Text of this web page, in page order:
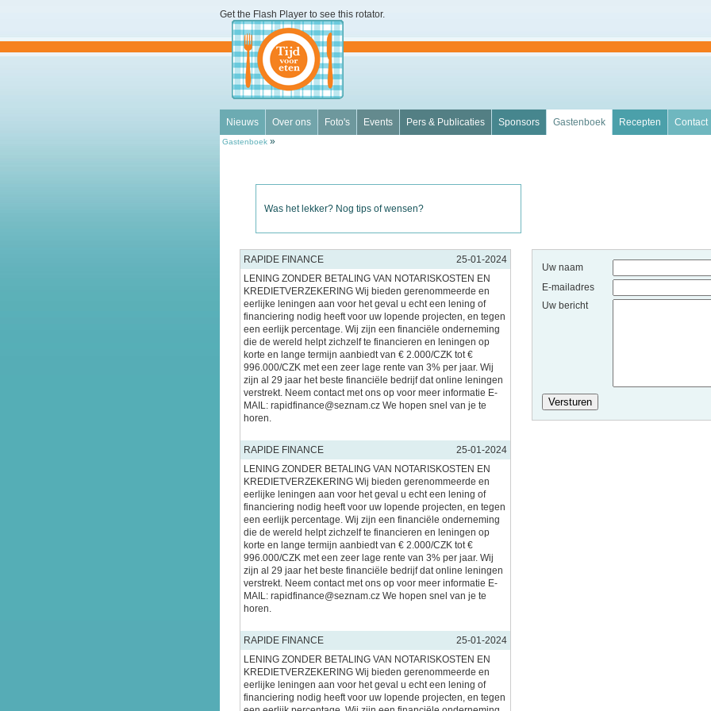
Get the Flash Player to see this rotator.
Nieuws Over ons Foto's Events Pers & Publicaties Sponsors Gastenboek Recepten Contact
Gastenboek »
Was het lekker? Nog tips of wensen?
Uw naam
E-mailadres
Uw bericht
RAPIDE FINANCE
25-01-2024
LENING ZONDER BETALING VAN NOTARISKOSTEN EN
KREDIETVERZEKERING Wij bieden gerenommeerde en
eerlijke leningen aan voor het geval u echt een lening of
financiering nodig heeft voor uw lopende projecten, en tegen
een eerlijk percentage. Wij zijn een financiële onderneming
die de wereld helpt zichzelf te financieren en leningen op
korte en lange termijn aanbiedt van € 2.000/CZK tot €
996.000/CZK met een zeer lage rente van 3% per jaar. Wij
zijn al 29 jaar het beste financiële bedrijf dat online leningen
verstrekt. Neem contact met ons op voor meer informatie E-
MAIL: rapidfinance@seznam.cz We hopen snel van je te
horen.
RAPIDE FINANCE
25-01-2024
LENING ZONDER BETALING VAN NOTARISKOSTEN EN
KREDIETVERZEKERING Wij bieden gerenommeerde en
eerlijke leningen aan voor het geval u echt een lening of
financiering nodig heeft voor uw lopende projecten, en tegen
een eerlijk percentage. Wij zijn een financiële onderneming
die de wereld helpt zichzelf te financieren en leningen op
korte en lange termijn aanbiedt van € 2.000/CZK tot €
996.000/CZK met een zeer lage rente van 3% per jaar. Wij
zijn al 29 jaar het beste financiële bedrijf dat online leningen
verstrekt. Neem contact met ons op voor meer informatie E-
MAIL: rapidfinance@seznam.cz We hopen snel van je te
horen.
RAPIDE FINANCE
25-01-2024
LENING ZONDER BETALING VAN NOTARISKOSTEN EN
KREDIETVERZEKERING Wij bieden gerenommeerde en
eerlijke leningen aan voor het geval u echt een lening of
financiering nodig heeft voor uw lopende projecten, en tegen